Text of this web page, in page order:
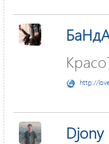
http://
Djony